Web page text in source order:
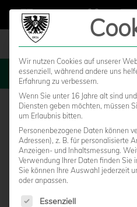
Wir nutzen Cookies auf unserer
essenziell, während andere uns
Erfahrung zu verbessern.
Wenn Sie unter 16 Jahre alt sind
Diensten geben möchten, müssen
um Erlaubnis bitten.
Personenbezogene Daten können
Adressen), z. B. für personalisierte
Anzeigen- und Inhaltsmessung.
Verwendung Ihrer Daten finden Sie
Sie können Ihre Auswahl jederzeit
oder anpassen.
Es folgt eine Liste der
Essenziell